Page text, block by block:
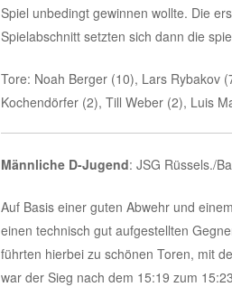
Spiel unbedingt gewinnen wollte. Die
Spielabschnitt setzten sich dann die
Tore: Noah Berger (10), Lars Rybakov
Kochendörfer (2), Till Weber (2), Luis
Männliche D-Jugend: JSG Rüssels./
Auf Basis einer guten Abwehr und
einen technisch gut aufgestellten
führten hierbei zu schönen Toren, mit
war der Sieg nach dem 15:19 zum